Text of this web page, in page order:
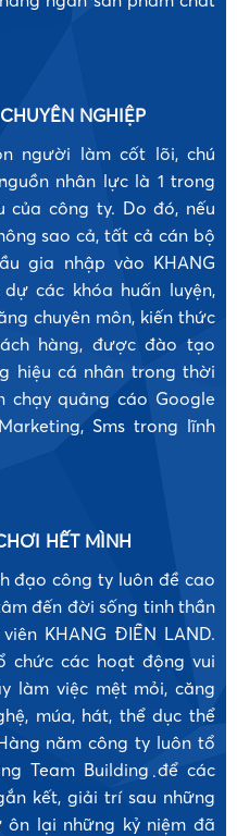
•
NGHIỆP
người làm cốt lõi, chú
nhân lực là 1 trong
của công ty. Do đó, nếu
sao cả, tất cả cán bộ
gia nhập vào KHANG
các khóa huấn luyện,
chuyên môn, kiến thức
hàng, được đào tạo
hiệu cá nhân trong thời
chạy quảng cáo Google
Sms trong lĩnh
HẾT MÌNH
đạo công ty luôn đề cao
đến đời sống tinh thần
KHANG ĐIỀN LAND.
chức các hoạt động vui
làm việc mệt mỏi, căng
múa, hát, thể dục thể
năm công ty luôn tổ
Team Building để các
kết, giải trí sau những
ôn lại những kỷ niệm đã